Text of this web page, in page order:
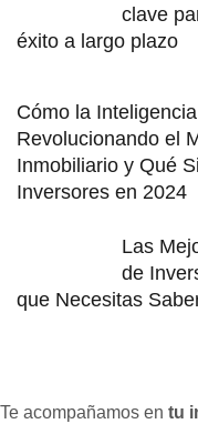
clave
éxito a largo plazo
Cómo la
Revolucionando el
Inmobiliario y Qué
Inversores en 2024
Las
de
que Necesitas
Te acompañamos en tu